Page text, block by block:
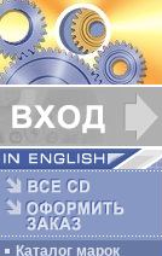
Каталог марок